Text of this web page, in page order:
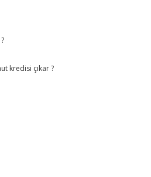
kredisi çıkar ?